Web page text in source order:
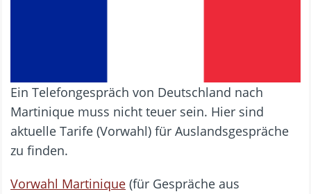
Ein Telefongespräch von Deutschland nach
Martinique muss nicht teuer sein. Hier sind
aktuelle Tarife (Vorwahl) für Auslandsgespräche
zu finden.
Vorwahl Martinique (für Gespräche aus